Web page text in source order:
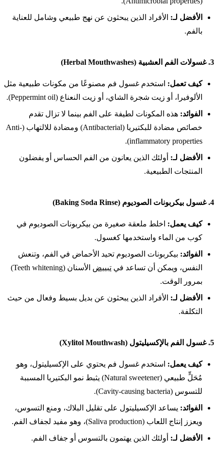
الأفضل لـ: الأفراد الذين يبحثون عن نهج طبيعي وشامل للعناية
بالفم.
3. غسولات الفم العشبية (Herbal Mouthwashes)
كيف تعمل: استخدم غسول فم مصنوعًا من مكونات طبيعية مثل
الألوفيرا، أو زيت شجرة الشاي، أو زيت النعناع (Peppermint oil).
الفوائد: هذه المكونات لطيفة على الفم بينما لا تزال تقدم
خصائص مضادة للبكتيريا (Antibacterial) ومضادة للالتهاب (Anti-
inflammatory properties).
الأفضل لـ: أولئك الذين يعانون من الفم الحساس أو يفضلون
المنتجات الطبيعية.
4. غسول بيكربونات الصوديوم (Baking Soda Rinse)
كيف يعمل: اخلط ملعقة صغيرة من بيكربونات الصوديوم في
كوب من الماء واستخدمها كغسول.
الفوائد: بيكربونات الصوديوم تحيد الأحماض في الفم، وتنعش
النفس، ويمكن أن تساعد في تبييض
الأسنان (Teeth whitening)
بمرور الوقت.
الأفضل لـ: الأفراد الذين يبحثون عن بديل بسيط وفعال من حيث
التكلفة.
5. غسول الفم بالإكسيليتول (Xylitol Mouthwash)
كيف يعمل: استخدم غسول فم يحتوي على الإكسيليتول، وهو
مُحَلٍّ طبيعي (Natural sweetener) يثبط نمو البكتيريا المسببة
للتسوس (Cavity-causing bacteria).
الفوائد: يساعد الإكسيليتول على تقليل البلاك، ومنع التسوس،
ويعزز إنتاج اللعاب (Saliva production)، وهو مفيد لجفاف الفم.
الأفضل لـ: أولئك الذين يهتمون بالتسوس أو جفاف الفم.